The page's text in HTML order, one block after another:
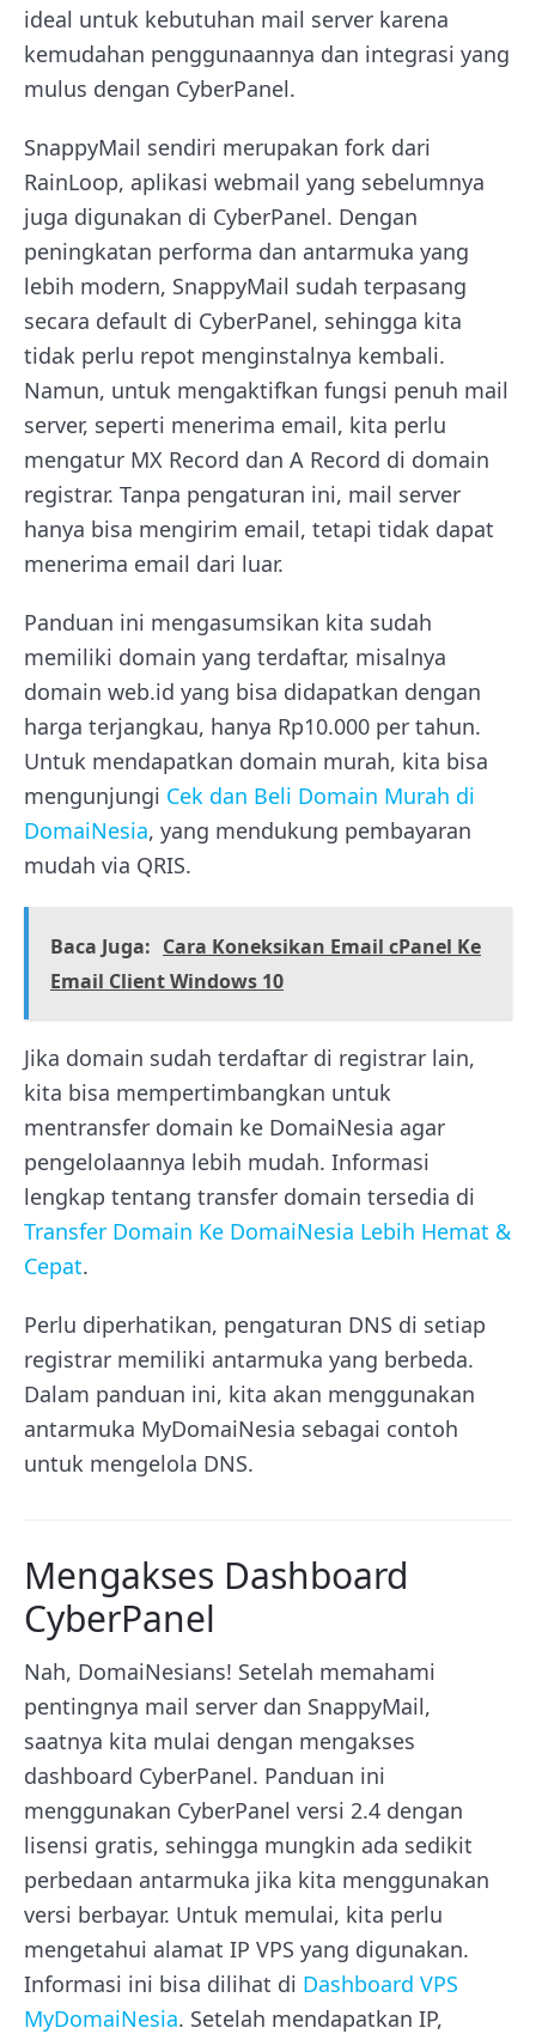
ideal untuk kebutuhan mail server karena
kemudahan penggunaannya dan integrasi yang
mulus dengan CyberPanel.
SnappyMail sendiri merupakan fork dari
RainLoop, aplikasi webmail yang sebelumnya
juga digunakan di CyberPanel. Dengan
peningkatan performa dan antarmuka yang
lebih modern, SnappyMail sudah terpasang
secara default di CyberPanel, sehingga kita
tidak perlu repot menginstalnya kembali.
Namun, untuk mengaktifkan fungsi penuh mail
server, seperti menerima email, kita perlu
mengatur MX Record dan A Record di domain
registrar. Tanpa pengaturan ini, mail server
hanya bisa mengirim email, tetapi tidak dapat
menerima email dari luar.
Panduan ini mengasumsikan kita sudah
memiliki domain yang terdaftar, misalnya
domain web.id yang bisa didapatkan dengan
harga terjangkau, hanya Rp10.000 per tahun.
Untuk mendapatkan domain murah, kita bisa
mengunjungi Cek dan Beli Domain Murah di
DomaiNesia, yang mendukung pembayaran
mudah via QRIS.
Baca Juga: Cara Koneksikan Email cPanel Ke
Email Client Windows 10
Jika domain sudah terdaftar di registrar lain,
kita bisa mempertimbangkan untuk
mentransfer domain ke DomaiNesia agar
pengelolaannya lebih mudah. Informasi
lengkap tentang transfer domain tersedia di
Transfer Domain Ke DomaiNesia Lebih Hemat &
Cepat.
Perlu diperhatikan, pengaturan DNS di setiap
registrar memiliki antarmuka yang berbeda.
Dalam panduan ini, kita akan menggunakan
antarmuka MyDomaiNesia sebagai contoh
untuk mengelola DNS.
Mengakses Dashboard
CyberPanel
Nah, DomaiNesians! Setelah memahami
pentingnya mail server dan SnappyMail,
saatnya kita mulai dengan mengakses
dashboard CyberPanel. Panduan ini
menggunakan CyberPanel versi 2.4 dengan
lisensi gratis, sehingga mungkin ada sedikit
perbedaan antarmuka jika kita menggunakan
versi berbayar. Untuk memulai, kita perlu
mengetahui alamat IP VPS yang digunakan.
Informasi ini bisa dilihat di Dashboard VPS
MyDomaiNesia. Setelah mendapatkan IP,